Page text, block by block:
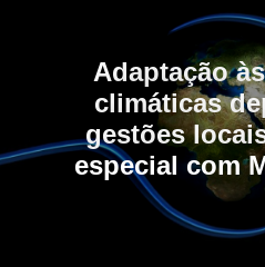
Adaptação
climáticas
gestões
especial com